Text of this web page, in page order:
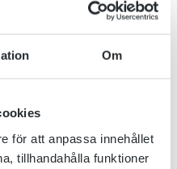
Om
för att anpassa innehållet
tillhandahålla funktioner
MER
I